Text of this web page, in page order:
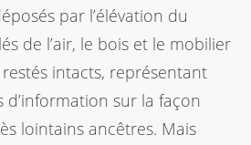
par l’élévation du
de l’air, le bois et le mobilier
intacts, représentant
d’information sur la façon
lointains ancêtres. Mais